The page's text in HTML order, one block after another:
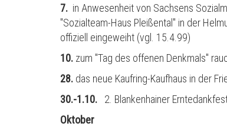
7. in Anwesenheit von Sachsens
"Sozialteam-Haus Pleißental" in der
offiziell eingeweiht (vgl. 15.4.99)
10. zum "Tag des offenen Denkmals"
28. das neue Kaufring-Kaufhaus in der
30.-1.10. 2. Blankenhainer
Oktober